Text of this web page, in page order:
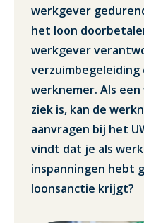
werkgever
het loon
werkgever
werknemer. Als
ziek is, kan de
aanvragen bij het
vindt dat je als
inspanningen hebt
loonsanctie krijgt?